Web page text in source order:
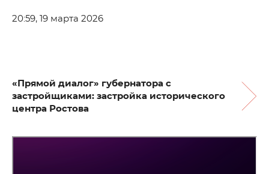
20:59, 19 марта 2026
«Прямой диалог» губернатора с
застройщиками: застройка исторического
центра Ростова